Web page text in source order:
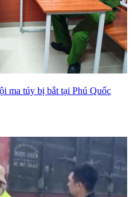
ma túy bị bắt tại Phú Quốc